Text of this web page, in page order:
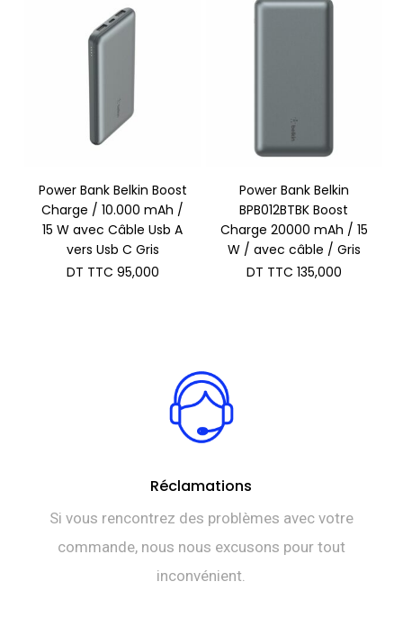
Power Bank Belkin Boost
Charge / 10.000 mAh /
15 W avec Câble Usb A
vers Usb C Gris
DT TTC 95,000
Power Bank Belkin
BPB012BTBK Boost
Charge 20000 mAh / 15
W / avec câble / Gris
DT TTC 135,000
Réclamations
Si vous rencontrez des problèmes avec votre
commande, nous nous excusons pour tout
inconvénient.